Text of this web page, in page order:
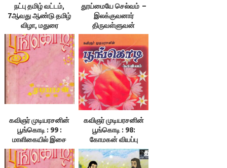
நட்பு தமிழ் வட்டம்,
7ஆவது ஆண்டு தமிழ்
விழா, மதுரை
தூய்மையே செல்வம் –
இலக்குவனார்
திருவள்ளுவன்
கவிஞர் முடியரசனின்
பூங்கொடி : 99 :
மாளிகையில் இசை
முழக்கம்
கவிஞர் முடியரசனின்
பூங்கொடி : 98:
கோமகன் வியப்பு